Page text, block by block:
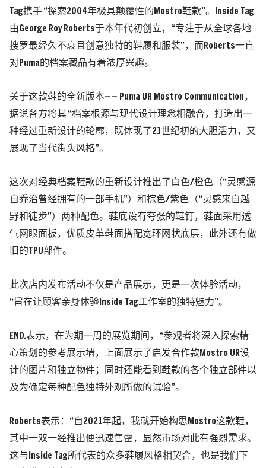
Tag携手 “探索2004年极具颠覆性的Mostro鞋款”。Inside Tag
由George Roy Roberts于本年代初创立，“专注于从全球各地
搜罗最经久不衰且创意独特的鞋履和服装”，而Roberts一直
对Puma的档案藏品有着浓厚兴趣。
关于这款鞋的全新版本—— Puma UR Mostro Communication，
据说各方将其 “档案根源与现代设计理念相融合，打造出一
种经过重新设计的轮廓，既体现了21世纪初的大胆活力，又
展现了当代街头风格”。
这次对经典档案鞋款的重新设计推出了白色/橙色（“灵感源
自乔治曾经拥有的一部手机”）和棕色/紫色（“灵感来自越
野和徒步”）两种配色。鞋底设有夸张的鞋钉，鞋面采用透
气网眼面板，优质皮革鞋面搭配宽环网状底层，此外还有做
旧的TPU部件。
此次店内发布活动不仅是产品展示，更是一次体验活动，
“旨在让顾客亲身体验Inside Tag工作室的独特魅力”。
END.表示，在为期一周的展览期间，“参观者将深入探索精
心策划的参考展示墙，上面展示了启发合作款Mostro UR设
计的图片和独立物件；同时还能看到鞋款的各个独立部件以
及为确定每种配色独特外观所做的试验”。
Roberts表示：“自2021年起，我就开始构思Mostro这款鞋，
其中一双一经推出便迅速售罄，显然市场对此有强烈需求。
这与Inside Tag所代表的众多鞋履风格相契合，也是我们下